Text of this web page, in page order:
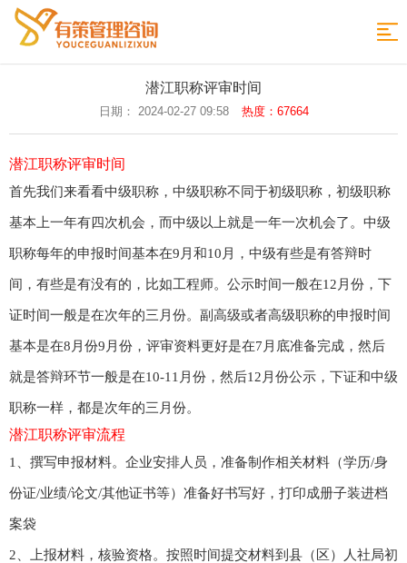
网
站
航
政
业
时
间
审
条
件
评
审
样
本
论
文
专
申
报
在
言
首
页
潜江职称评审时间
日期： 2024-02-27 09:58 热度：67664
潜江职称评审时间
首先我们来看看中级职称，中级职称不同于初级职称，初级职称
基本上一年有四次机会，而中级以上就是一年一次机会了。中级
职称每年的申报时间基本在9月和10月，中级有些是有答辩时
间，有些是有没有的，比如工程师。公示时间一般在12月份，下
证时间一般是在次年的三月份。副高级或者高级职称的申报时间
基本是在8月份9月份，评审资料更好是在7月底准备完成，然后
就是答辩环节一般是在10-11月份，然后12月份公示，下证和中级
职称一样，都是次年的三月份。
潜江职称评审流程
1、撰写申报材料。企业安排人员，准备制作相关材料（学历/身
份证/业绩/论文/其他证书等）准备好书写好，打印成册子装进档
案袋
2、上报材料，核验资格。按照时间提交材料到县（区）人社局初